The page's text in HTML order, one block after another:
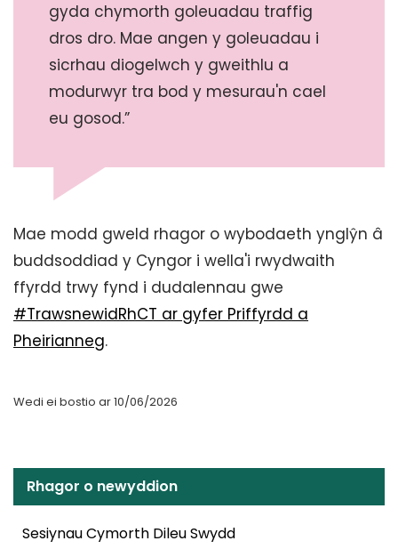
gyda chymorth goleuadau traffig
dros dro. Mae angen y goleuadau i
sicrhau diogelwch y gweithlu a
modurwyr tra bod y mesurau'n cael
eu gosod.”
Mae modd gweld rhagor o wybodaeth ynglŷn â
buddsoddiad y Cyngor i wella'i rwydwaith
ffyrdd trwy fynd i dudalennau gwe
#TrawsnewidRhCT ar gyfer Priffyrdd a
Pheirianneg.
Wedi ei bostio ar 10/06/2026
Rhagor o newyddion
Sesiynau Cymorth Dileu Swydd